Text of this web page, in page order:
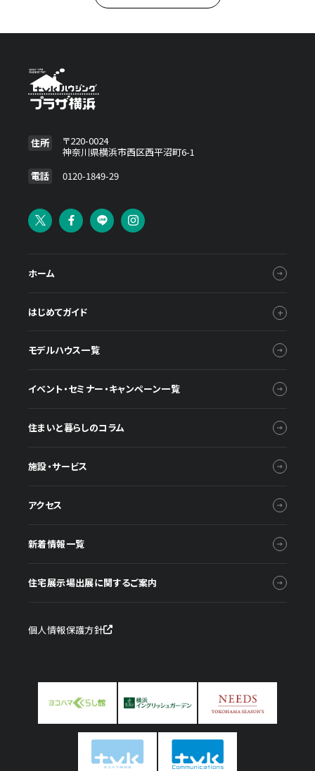
住所
〒220-0024
神奈川県横浜市西区西平沼町6-1
電話
0120-1849-29
ホーム
はじめてガイド
モデルハウス一覧
イベント・セミナー・キャンペーン一覧
住まいと暮らしのコラム
施設・サービス
アクセス
新着情報一覧
住宅展示場出展に関するご案内
個人情報保護方針